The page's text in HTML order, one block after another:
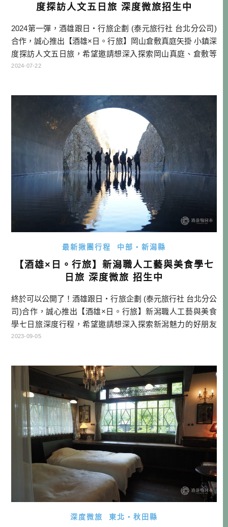
度探訪人文五日旅 深度微旅招生中
2024第一彈，酒雄跟日・行旅企劃 (泰元旅行社 台北分公司)
合作，誠心推出【酒雄×日。行旅】岡山倉敷真庭矢掛 小鎮深
度探訪人文五日旅，希望邀請想深入探索岡山真庭、倉敷等
小鎮魅力的好朋友來參加！這也是為數不多，酒雄推出的公
→山椒魚資料館→溫泉街散策→晚餐→天然露天風呂砂湯 […]
2024-07-22
最新揪團行程 中部・新潟縣
【酒雄×日。行旅】新潟職人工藝與美食學七
日旅 深度微旅 招生中
終於可以公開了！酒雄跟日・行旅企劃 (泰元旅行社 台北分公
司)合作，誠心推出【酒雄×日。行旅】新潟職人工藝與美食
學七日旅深度行程，希望邀請想深入探索新潟魅力的好朋友
來參加！這也是時隔多年，酒雄再次推出的公開團，非常稀
飲食有關的理性知識，目的是藉由精進飲食以及了解飲食，
來保持身而為人 […]…
2023-09-05
深度微旅 東北・秋田縣